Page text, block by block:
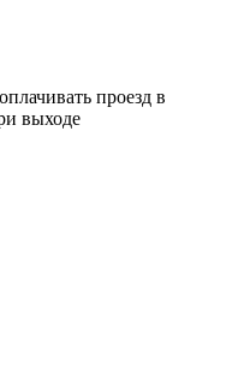
проезд в
выходе